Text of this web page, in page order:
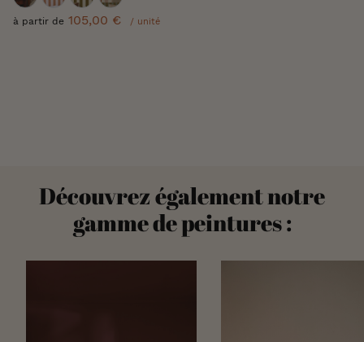
à partir de 105,00 € / unité
Découvrez également notre
gamme de peintures :